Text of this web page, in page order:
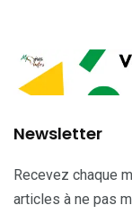
Newsletter
Recevez chaque
articles à ne pas